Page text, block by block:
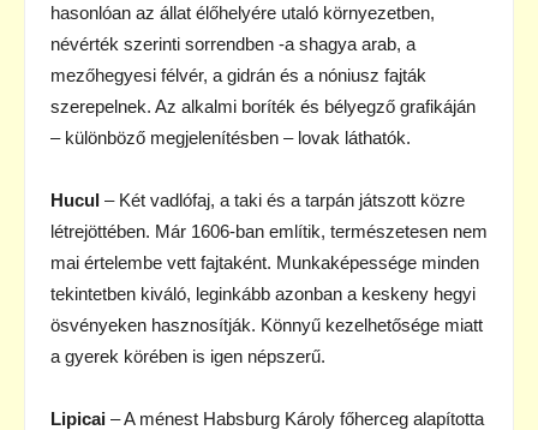
hasonlóan az állat élőhelyére utaló környezetben,
névérték szerinti sorrendben -a shagya arab, a
mezőhegyesi félvér, a gidrán és a nóniusz fajták
szerepelnek. Az alkalmi boríték és bélyegző grafikáján
– különböző megjelenítésben – lovak láthatók.
Hucul – Két vadlófaj, a taki és a tarpán játszott közre
létrejöttében. Már 1606-ban említik, természetesen nem
mai értelembe vett fajtaként. Munkaképessége minden
tekintetben kiváló, leginkább azonban a keskeny hegyi
ösvényeken hasznosítják. Könnyű kezelhetősége miatt
a gyerek körében is igen népszerű.
Lipicai – A ménest Habsburg Károly főherceg alapította